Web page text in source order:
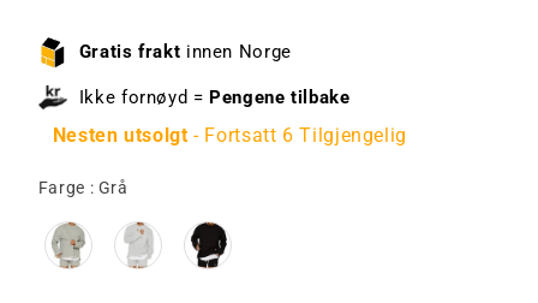
Gratis frakt innen Norge
Ikke fornøyd = Pengene tilbake
Nesten utsolgt - Fortsatt 6 Tilgjengelig
Farge : Grå